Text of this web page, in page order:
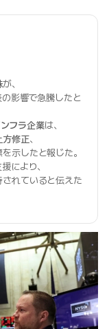
が、
影響で急騰したと
フラ企業は、
方修正、
示したと報じた。
により、
れていると伝えた